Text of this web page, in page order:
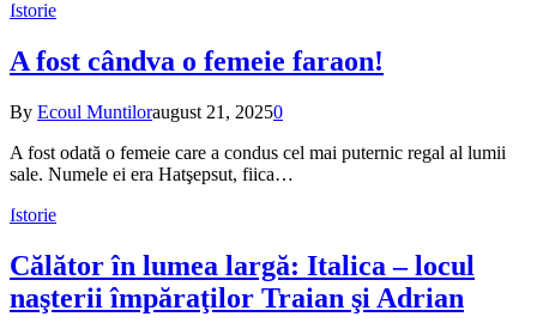
Istorie
A fost cândva o femeie faraon!
By Ecoul Muntiloraugust 21, 20250
A fost odată o femeie care a condus cel mai puternic regal al lumii
sale. Numele ei era Hatşepsut, fiica…
Istorie
Călător în lumea largă: Italica – locul
naşterii împăraţilor Traian şi Adrian